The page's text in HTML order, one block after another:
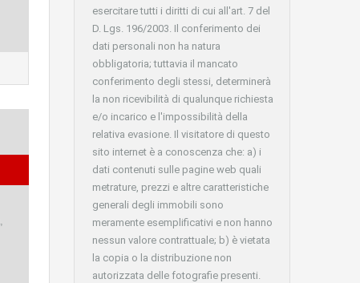
esercitare tutti i diritti di cui all'art. 7 del
D. Lgs. 196/2003. Il conferimento dei
dati personali non ha natura
obbligatoria; tuttavia il mancato
conferimento degli stessi, determinerà
la non ricevibilità di qualunque richiesta
e/o incarico e l'impossibilità della
relativa evasione. Il visitatore di questo
sito internet è a conoscenza che: a) i
dati contenuti sulle pagine web quali
metrature, prezzi e altre caratteristiche
generali degli immobili sono
meramente esemplificativi e non hanno
nessun valore contrattuale; b) è vietata
la copia o la distribuzione non
autorizzata delle fotografie presenti.